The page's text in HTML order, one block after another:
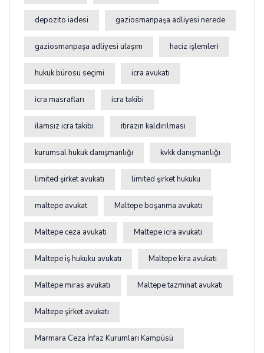
depozito iadesi gaziosmanpaşa adliyesi nerede
gaziosmanpaşa adliyesi ulaşım haciz işlemleri
hukuk bürosu seçimi icra avukatı
icra masrafları icra takibi
ilamsız icra takibi itirazın kaldırılması
kurumsal hukuk danışmanlığı kvkk danışmanlığı
limited şirket avukatı limited şirket hukuku
maltepe avukat Maltepe boşanma avukatı
Maltepe ceza avukatı Maltepe icra avukatı
Maltepe iş hukuku avukatı Maltepe kira avukatı
Maltepe miras avukatı Maltepe tazminat avukatı
Maltepe şirket avukatı
Marmara Ceza İnfaz Kurumları Kampüsü